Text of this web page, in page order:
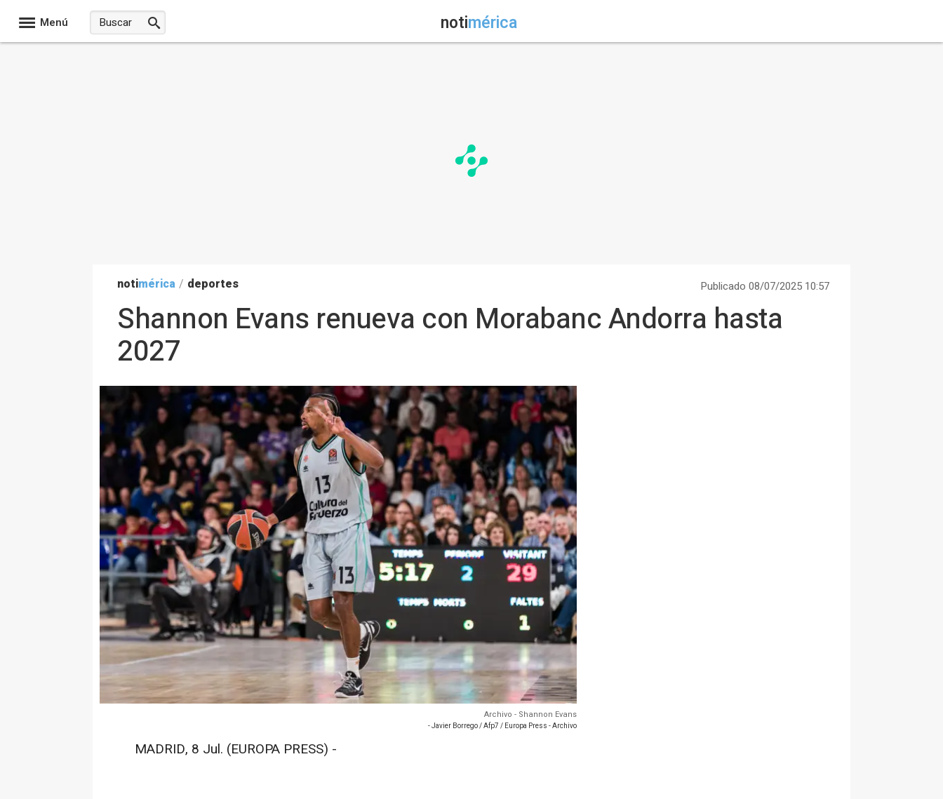
Menú notimérica
notimérica / deportes Publicado 08/07/2025 10:57
Shannon Evans renueva con Morabanc Andorra hasta
2027
Archivo - Shannon Evans
- Javier Borrego / Afp7 / Europa Press - Archivo
MADRID, 8 Jul. (EUROPA PRESS) -